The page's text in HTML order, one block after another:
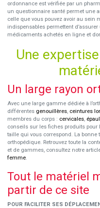
ordonnance est vérifiée par un
un questionnaire santé permet une
celle que vous pouvez avoir au sein
indispensables permettent
médicaments achetés en ligne et
Une
Un large rayon
Avec une large gamme dédiée à
différentes genouillères, ceintures
membres du corps : cervicales,
conseils sur les fiches produits pour
taille qui vous correspond. La
orthopédique. Retrouvez toute la
et de gammes, consultez notre
femme.
Tout le matériel
partir de ce site
POUR FACILITER SES